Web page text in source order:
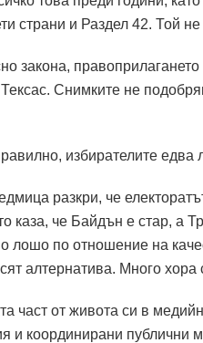
страни и Раздел 42. Той
закона,
Снимките не
избирателите едва
разкри, че
каза, че Байдън е стар, а
лошо по отношение на
алтернатива. Много хора
част от живота си в
и координирани публични